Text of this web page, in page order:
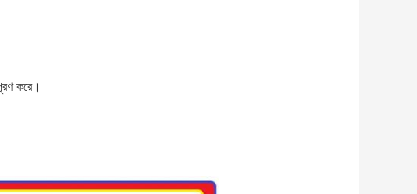
করে।